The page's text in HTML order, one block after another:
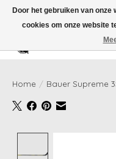
Home / Bauer Supreme
Door het gebruiken van
cookies om onze website